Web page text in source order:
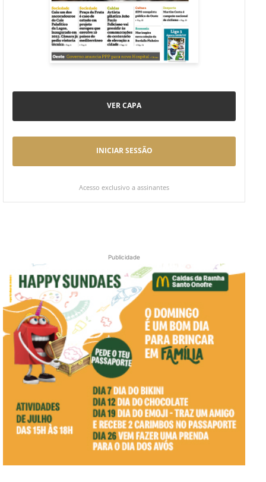
VER CAPA
INICIAR SESSÃO
Acesso exclusivo a assinantes
Publicidade